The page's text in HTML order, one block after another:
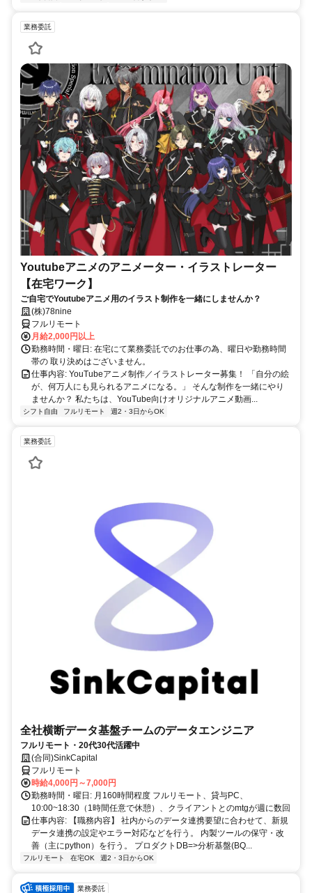
業務委託
Youtubeアニメのアニメーター・イラストレーター
【在宅ワーク】
ご自宅でYoutubeアニメ用のイラスト制作を一緒にしませんか？
(株)78nine
フルリモート
月給2,000円以上
勤務時間・曜日: 在宅にて業務委託でのお仕事の為、曜日や勤務時間
帯の 取り決めはございません。
仕事内容: YouTubeアニメ制作／イラストレーター募集！ 「自分の絵
が、何万人にも見られるアニメになる。」 そんな制作を一緒にやり
ませんか？ 私たちは、YouTube向けオリジナルアニメ動画...
シフト自由 フルリモート 週2・3日からOK
業務委託
全社横断データ基盤チームのデータエンジニア
フルリモート・20代30代活躍中
(合同)SinkCapital
フルリモート
時給4,000円～7,000円
勤務時間・曜日: 月160時間程度 フルリモート、貸与PC、
10:00~18:30（1時間任意で休憩）、クライアントとのmtgが週に数回
仕事内容: 【職務内容】 社内からのデータ連携要望に合わせて、新規
データ連携の設定やエラー対応などを行う。 内製ツールの保守・改
善（主にpython）を行う。 プロダクトDB=>分析基盤(BQ...
フルリモート 在宅OK 週2・3日からOK
業務委託